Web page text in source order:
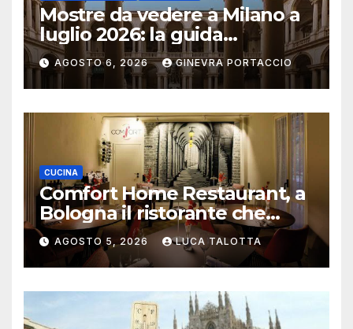
Mostre da vedere a Milano a
luglio 2026: la guida
aggiornata
AGOSTO 6, 2026 GINEVRA PORTACCIO
CUCINA
Comfort Home Restaurant, a
Bologna il ristorante che
trasforma l’ospitalità in
un’esperienza di casa
AGOSTO 5, 2026 LUCA TALOTTA